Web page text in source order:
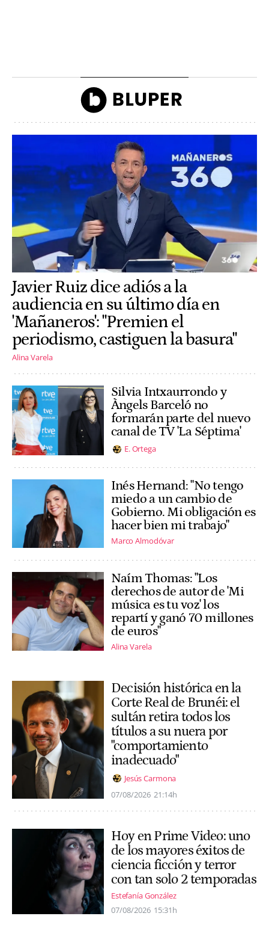
Javier Ruiz dice adiós a la
audiencia en su último día en
'Mañaneros': "Premien el
periodismo, castiguen la basura"
Alina Varela
Silvia Intxaurrondo y
Àngels Barceló no
formarán parte del nuevo
canal de TV 'La Séptima'
E. Ortega
Inés Hernand: "No tengo
miedo a un cambio de
Gobierno. Mi obligación es
hacer bien mi trabajo"
Marco Almodóvar
Naím Thomas: "Los
derechos de autor de 'Mi
música es tu voz' los
repartí y ganó 70 millones
de euros"
Alina Varela
Decisión histórica en la
Corte Real de Brunéi: el
sultán retira todos los
títulos a su nuera por
"comportamiento
inadecuado"
Jesús Carmona
07/08/2026 21:14h
Hoy en Prime Video: uno
de los mayores éxitos de
ciencia ficción y terror
con tan solo 2 temporadas
Estefanía González
07/08/2026 15:31h